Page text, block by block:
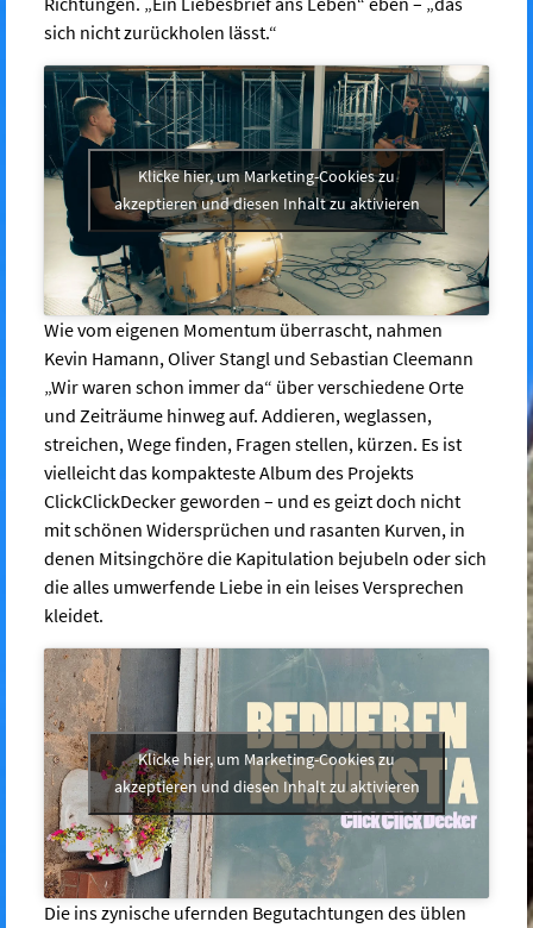
sich nicht zurückholen lässt.“
Klicke hier, um Marketing-Cookies zu
akzeptieren und diesen Inhalt zu aktivieren
Wie vom eigenen Momentum überrascht, nahmen
Kevin Hamann, Oliver Stangl und Sebastian Cleemann
„Wir waren schon immer da“ über verschiedene Orte
und Zeiträume hinweg auf. Addieren, weglassen,
streichen, Wege finden, Fragen stellen, kürzen. Es ist
vielleicht das kompakteste Album des Projekts
ClickClickDecker geworden – und es geizt doch nicht
mit schönen Widersprüchen und rasanten Kurven, in
denen Mitsingchöre die Kapitulation bejubeln oder sich
die alles umwerfende Liebe in ein leises Versprechen
kleidet.
Klicke hier, um Marketing-Cookies zu
akzeptieren und diesen Inhalt zu aktivieren
Die ins zynische ufernden Begutachtungen des üblen